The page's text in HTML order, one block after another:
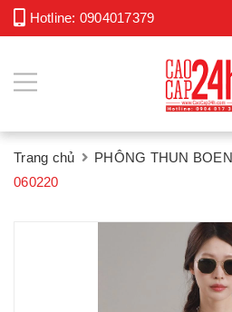
Hotline: 0904017379
Trang chủ PHÔNG THUN BOEN
060220